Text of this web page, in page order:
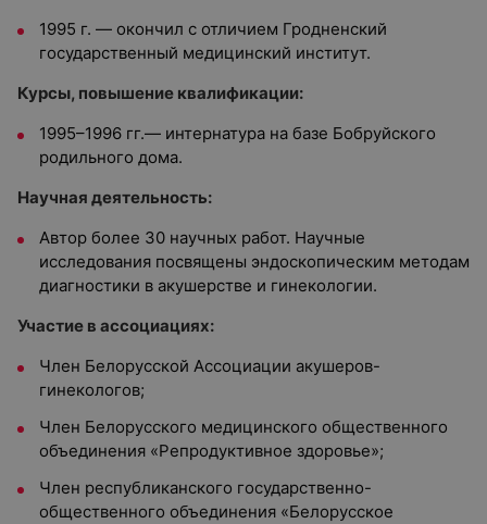
1995 г. — окончил с отличием Гродненский
государственный медицинский институт.
Курсы, повышение квалификации:
1995–1996 гг.— интернатура на базе Бобруйского
родильного дома.
Научная деятельность:
Автор более 30 научных работ. Научные
исследования посвящены эндоскопическим методам
диагностики в акушерстве и гинекологии.
Участие в ассоциациях:
Член Белорусской Ассоциации акушеров-
гинекологов;
Член Белорусского медицинского общественного
объединения «Репродуктивное здоровье»;
Член республиканского государственно-
общественного объединения «Белорусское